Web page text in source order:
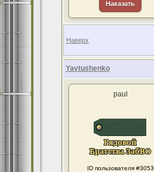
Наказать
Наверх
Yavtushenko
paul
ID пользователя #3053